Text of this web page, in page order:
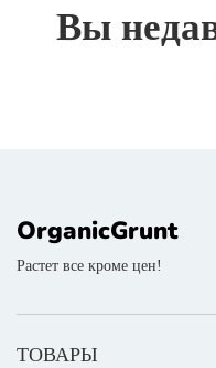
Вы
OrganicGrunt
Растет все кроме цен!
ТОВАРЫ